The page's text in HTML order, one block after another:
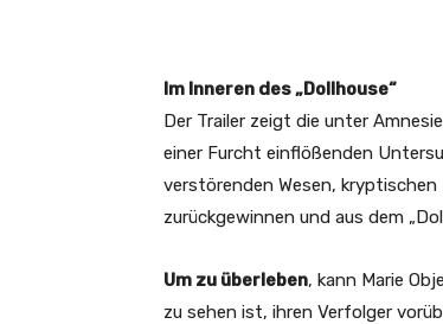
Im Inneren des „Dollhouse“
Der Trailer zeigt die unter
einer Furcht einflößenden
verstörenden Wesen,
zurückgewinnen und aus dem
Um zu überleben, kann Marie
zu sehen ist, ihren Verfolger